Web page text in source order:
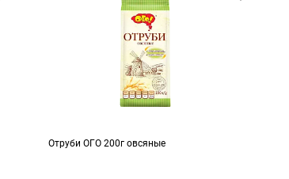
Отруби ОГО 200г овсяные